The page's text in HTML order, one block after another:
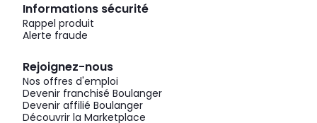
Informations sécurité
Rappel produit
Alerte fraude
Rejoignez-nous
Nos offres d'emploi
Devenir franchisé Boulanger
Devenir affilié Boulanger
Découvrir la Marketplace